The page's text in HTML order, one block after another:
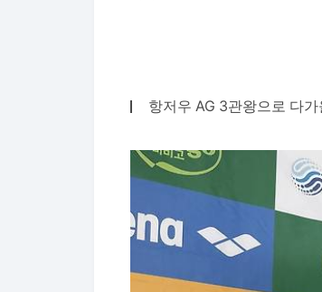
항저우 AG 3관왕으로 다